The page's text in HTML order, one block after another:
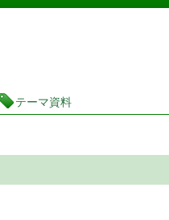
図書館 蔵書検索・予約システム
テーマ資料